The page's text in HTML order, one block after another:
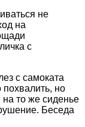
не
на
с
с самоката
похвалить, но
на то же сиденье
Беседа